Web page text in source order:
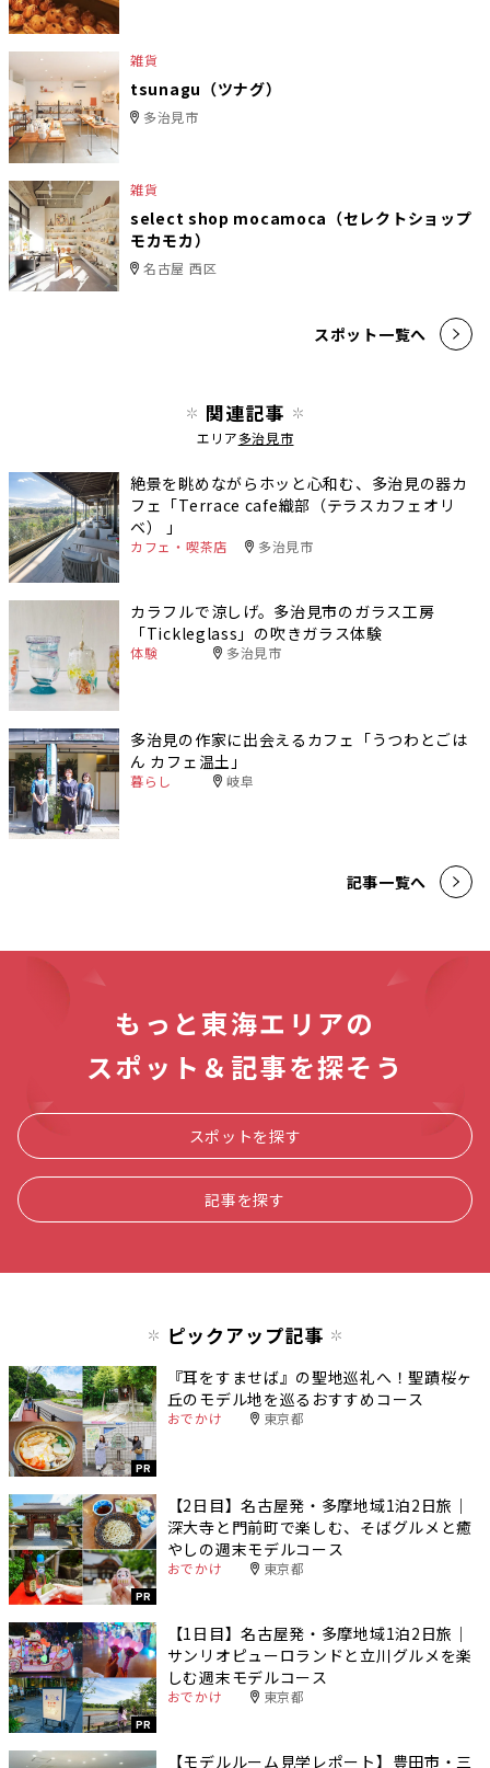
雑貨
tsunagu（ツナグ）
多治見市
雑貨
select shop mocamoca（セレクトショップ
モカモカ）
名古屋 西区
スポット一覧へ
関連記事
エリア多治見市
絶景を眺めながらホッと心和む、多治見の器カ
フェ「Terrace cafe織部（テラスカフェオリ
ベ） 」
カフェ・喫茶店 多治見市
カラフルで涼しげ。多治見市のガラス工房
「Tickleglass」の吹きガラス体験
体験 多治見市
多治見の作家に出会えるカフェ「うつわとごは
ん カフェ温土」
暮らし 岐阜
記事一覧へ
もっと東海エリアの
スポット＆記事を探そう
スポットを探す
記事を探す
ピックアップ記事
PR
『耳をすませば』の聖地巡礼へ！聖蹟桜ヶ
丘のモデル地を巡るおすすめコース
おでかけ 東京都
PR
【2日目】名古屋発・多摩地域1泊2日旅｜
深大寺と門前町で楽しむ、そばグルメと癒
やしの週末モデルコース
おでかけ 東京都
PR
【1日目】名古屋発・多摩地域1泊2日旅｜
サンリオピューロランドと立川グルメを楽
しむ週末モデルコース
おでかけ 東京都
【モデルルーム見学レポート】豊田市・三